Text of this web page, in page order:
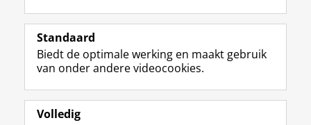
Volg de RUG
F
a
e
b
o
L
i
k
e
I
R
S
-
f
e
I
n
t
r
Y
o
T
e
Studiekiezers
Alumni
Standaard
Biedt de optimale werking en maakt gebruik
van onder andere videocookies.
Volledig